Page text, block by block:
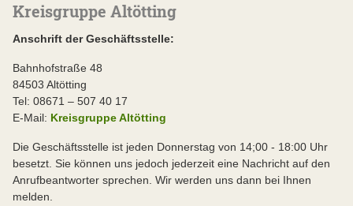
Kreisgruppe Altötting
Anschrift der Geschäftsstelle:
Bahnhofstraße 48
84503 Altötting
Tel: 08671 – 507 40 17
E-Mail: Kreisgruppe Altötting
Die Geschäftsstelle ist jeden Donnerstag von 14;00 - 18:00 Uhr
besetzt. Sie können uns jedoch jederzeit eine Nachricht auf den
Anrufbeantworter sprechen. Wir werden uns dann bei Ihnen
melden.